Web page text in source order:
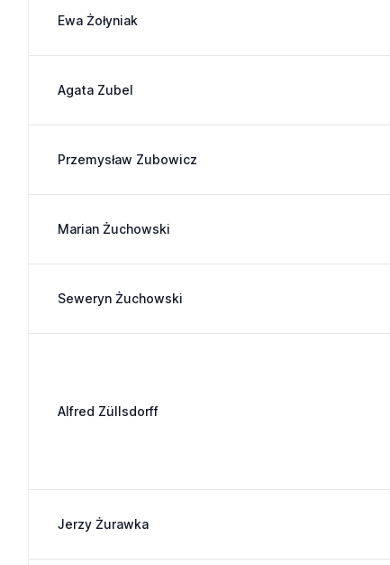
Ewa Żołyniak
Agata Zubel
Przemysław Zubowicz
Marian Żuchowski
Seweryn Żuchowski
Alfred Züllsdorff
Jerzy Żurawka